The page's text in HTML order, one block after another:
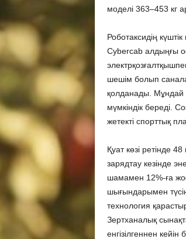
моделі 363–453 кг
Роботаксидің
Cybercab алдыңғы
шешім болып
қолданады. Мұндай
мүмкіндік береді.
жетекті спорттық
Қуат көзі ретінде
зарядтау кезінде
шамамен 12%-ға
шығындарымен
технология
Зертханалық
енгізілгеннен